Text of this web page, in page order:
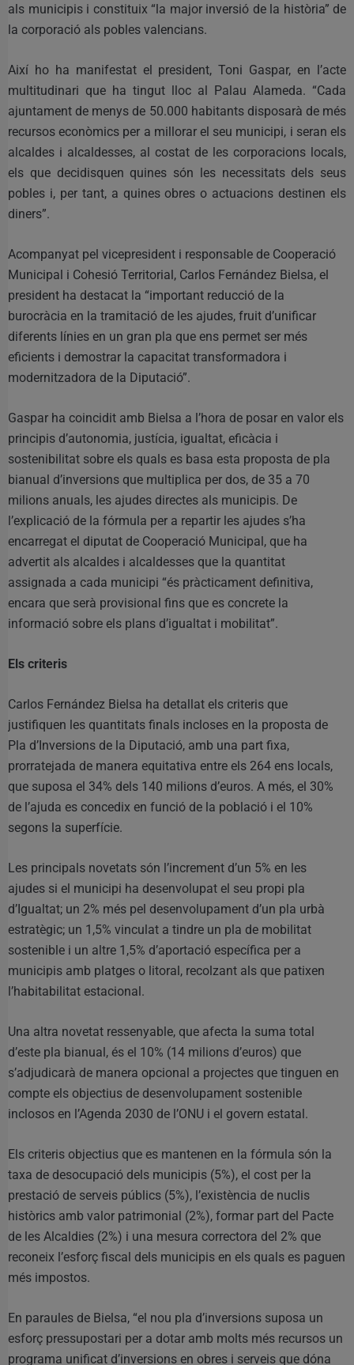
als municipis i constituix “la major inversió de la història” de
la corporació als pobles valencians.
Així ho ha manifestat el president, Toni Gaspar, en l’acte
multitudinari que ha tingut lloc al Palau Alameda. “Cada
ajuntament de menys de 50.000 habitants disposarà de més
recursos econòmics per a millorar el seu municipi, i seran els
alcaldes i alcaldesses, al costat de les corporacions locals,
els que decidisquen quines són les necessitats dels seus
pobles i, per tant, a quines obres o actuacions destinen els
diners”.
Acompanyat pel vicepresident i responsable de Cooperació
Municipal i Cohesió Territorial, Carlos Fernández Bielsa, el
president ha destacat la “important reducció de la
burocràcia en la tramitació de les ajudes, fruit d’unificar
diferents línies en un gran pla que ens permet ser més
eficients i demostrar la capacitat transformadora i
modernitzadora de la Diputació”.
Gaspar ha coincidit amb Bielsa a l’hora de posar en valor els
principis d’autonomia, justícia, igualtat, eficàcia i
sostenibilitat sobre els quals es basa esta proposta de pla
bianual d’inversions que multiplica per dos, de 35 a 70
milions anuals, les ajudes directes als municipis. De
l’explicació de la fórmula per a repartir les ajudes s’ha
encarregat el diputat de Cooperació Municipal, que ha
advertit als alcaldes i alcaldesses que la quantitat
assignada a cada municipi “és pràcticament definitiva,
encara que serà provisional fins que es concrete la
informació sobre els plans d’igualtat i mobilitat”.
Els criteris
Carlos Fernández Bielsa ha detallat els criteris que
justifiquen les quantitats finals incloses en la proposta de
Pla d’Inversions de la Diputació, amb una part fixa,
prorratejada de manera equitativa entre els 264 ens locals,
que suposa el 34% dels 140 milions d’euros. A més, el 30%
de l’ajuda es concedix en funció de la població i el 10%
segons la superfície.
Les principals novetats són l’increment d’un 5% en les
ajudes si el municipi ha desenvolupat el seu propi pla
d’Igualtat; un 2% més pel desenvolupament d’un pla urbà
estratègic; un 1,5% vinculat a tindre un pla de mobilitat
sostenible i un altre 1,5% d’aportació específica per a
municipis amb platges o litoral, recolzant als que patixen
l’habitabilitat estacional.
Una altra novetat ressenyable, que afecta la suma total
d’este pla bianual, és el 10% (14 milions d’euros) que
s’adjudicarà de manera opcional a projectes que tinguen en
compte els objectius de desenvolupament sostenible
inclosos en l’Agenda 2030 de l’ONU i el govern estatal.
Els criteris objectius que es mantenen en la fórmula són la
taxa de desocupació dels municipis (5%), el cost per la
prestació de serveis públics (5%), l’existència de nuclis
històrics amb valor patrimonial (2%), formar part del Pacte
de les Alcaldies (2%) i una mesura correctora del 2% que
reconeix l’esforç fiscal dels municipis en els quals es paguen
més impostos.
En paraules de Bielsa, “el nou pla d’inversions suposa un
esforç pressupostari per a dotar amb molts més recursos un
programa unificat d’inversions en obres i serveis que dóna